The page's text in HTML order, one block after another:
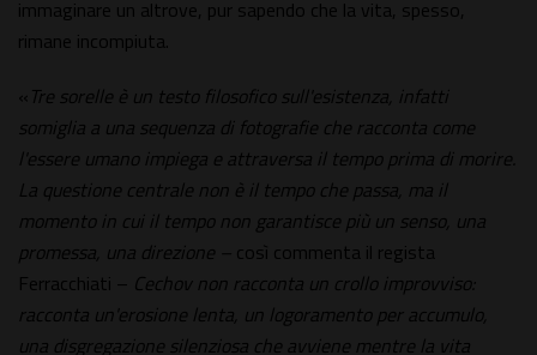
immaginare un altrove, pur sapendo che la vita, spesso,
rimane incompiuta.
Tre sorelle è un testo filosofico sull'esistenza, infatti
somiglia a una sequenza di fotografie che racconta come
l'essere umano impiega e attraversa il tempo prima di morire.
La questione centrale non è il tempo che passa, ma il
momento in cui il tempo non garantisce più un senso, una
promessa, una direzione –
così commenta il regista
Ferracchiati – Cechov non racconta un crollo improvviso:
racconta un'erosione lenta, un logoramento per accumulo,
una disgregazione silenziosa che avviene mentre la vita